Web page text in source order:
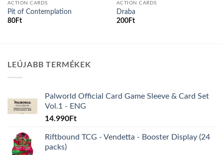
ACTION CARDS
Pit of Contemplation
80Ft
ACTION CARDS
Draba
200Ft
LEÚJABB TERMÉKEK
Palworld Official Card Game Sleeve & Card Set
Vol.1 - ENG
14.990Ft
Riftbound TCG - Vendetta - Booster Display (24
packs)